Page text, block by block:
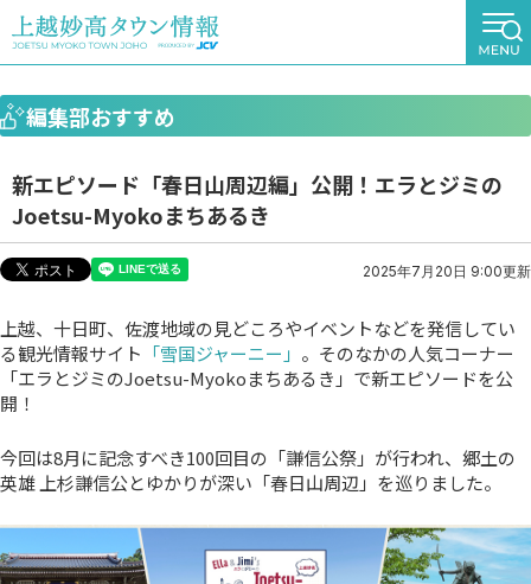
編集部おすすめ
新エピソード「春日山周辺編」公開！エラとジミの
Joetsu-Myokoまちあるき
2025年7月20日 9:00更新
上越、十日町、佐渡地域の見どころやイベントなどを発信してい
る観光情報サイト 「雪国ジャーニー」 。そのなかの人気コーナー
「エラとジミのJoetsu-Myokoまちあるき」で新エピソードを公
開！
今回は8月に記念すべき100回目の「謙信公祭」が行われ、郷土の
英雄 上杉謙信公とゆかりが深い「春日山周辺」を巡りました。